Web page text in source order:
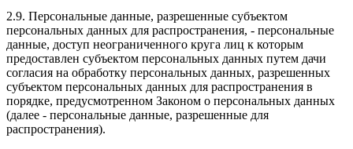
2.9. Персональные данные, разрешенные субъектом
персональных данных для распространения, - персональные
данные, доступ неограниченного круга лиц к которым
предоставлен субъектом персональных данных путем дачи
согласия на обработку персональных данных, разрешенных
субъектом персональных данных для распространения в
порядке, предусмотренном Законом о персональных данных
(далее - персональные данные, разрешенные для
распространения).